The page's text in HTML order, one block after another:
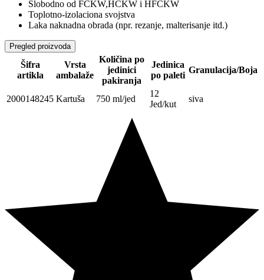
Slobodno od FCKW,HCKW i HFCKW
Toplotno-izolaciona svojstva
Laka naknadna obrada (npr. rezanje, malterisanje itd.)
Pregled proizvoda
Šifra
artikla
Vrsta
ambalaže
Količina po
jedinici
pakiranja
Jedinica
po paleti
Granulacija/Boja
2000148245 Kartuša 750 ml/jed
12
Jed/kut
siva